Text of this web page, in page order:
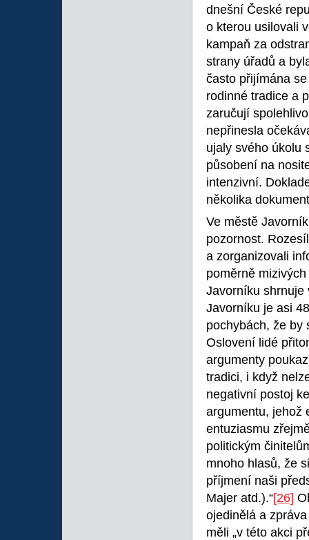
dnešní České
o kterou usilovali
kampaň za
strany úřadů a
často přijímána
rodinné tradice a
zaručují
nepřinesla
ujaly svého úkolu
působení na
intenzivní.
několika
Ve městě
pozornost.
a zorganizovali
poměrně
Javorníku shrnuje
Javorníku je asi
pochybách, že by
Oslovení lidé
argumenty
tradici, i když
negativní postoj
argumentu, jehož
entuziasmu
politickým
mnoho hlasů, že
příjmení naši
Majer atd.).“[26]
ojedinělá a
měli „v této akci